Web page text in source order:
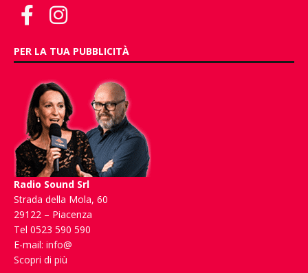
PER LA TUA PUBBLICITÀ
Radio Sound Srl
Strada della Mola, 60
29122 – Piacenza
Tel 0523 590 590
E-mail: info@
Scopri di più